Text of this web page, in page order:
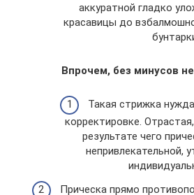
аккуратной гладко
красавицы до
Впрочем, без минусов
Такая стрижка
корректировке.
результате чего
непривлекательной,
Прическа прямо